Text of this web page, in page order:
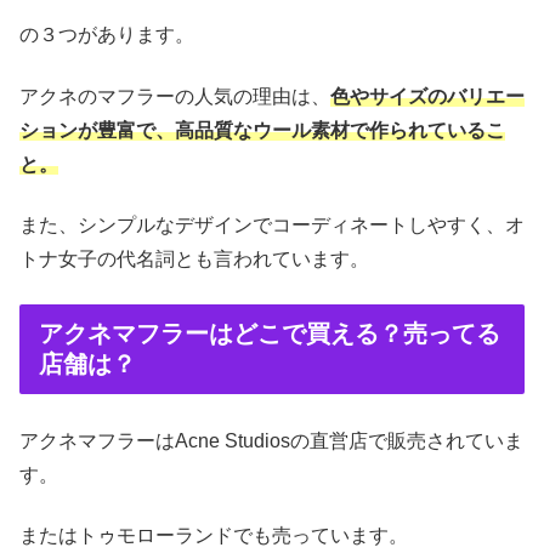
の３つがあります。
アクネのマフラーの人気の理由は、 色やサイズのバリエー
ションが豊富で、高品質なウール素材で作られているこ
と。
また、シンプルなデザインでコーディネートしやすく、オ
トナ女子の代名詞とも言われています。
アクネマフラーはどこで買える？売ってる
店舗は？
アクネマフラーはAcne Studiosの直営店で販売されていま
す。
またはトゥモローランドでも売っています。